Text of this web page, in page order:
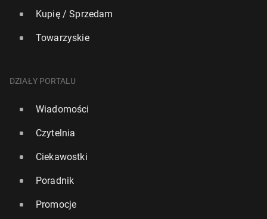
14 marca, 12:00
Kupię / Sprzedam
Towarzyskie
DZIAŁY PORTALU
Wiadomości
Czytelnia
Ciekawostki
Poradnik
Promocje